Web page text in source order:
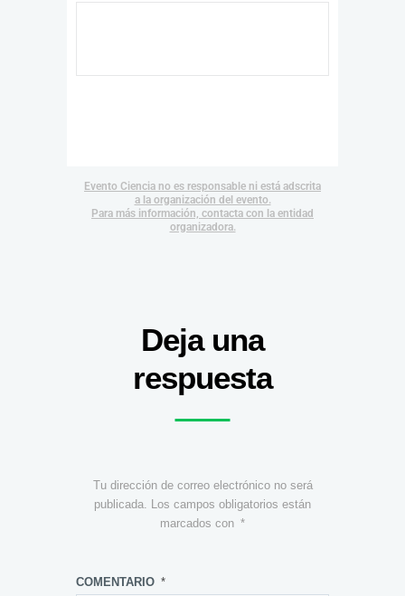
Evento Ciencia no es responsable ni está adscrita
a la organización del evento.
Para más información, contacta con la entidad
organizadora.
Deja una
respuesta
Tu dirección de correo electrónico no será
publicada.
Los campos obligatorios están
marcados con *
COMENTARIO *